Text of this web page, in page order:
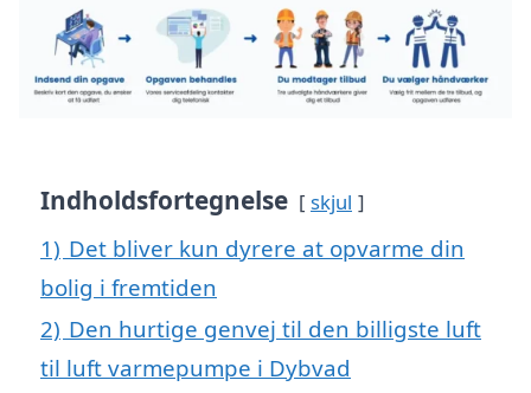
Indholdsfortegnelse skjul
1) Det bliver kun dyrere at opvarme din
bolig i fremtiden
2) Den hurtige genvej til den billigste luft
til luft varmepumpe i Dybvad